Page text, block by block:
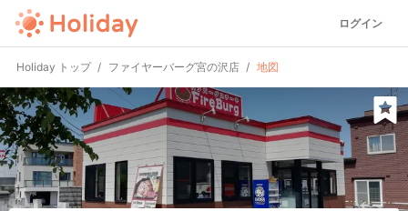
ログイン
Holiday トップ ファイヤーバーグ宮の沢店 地図